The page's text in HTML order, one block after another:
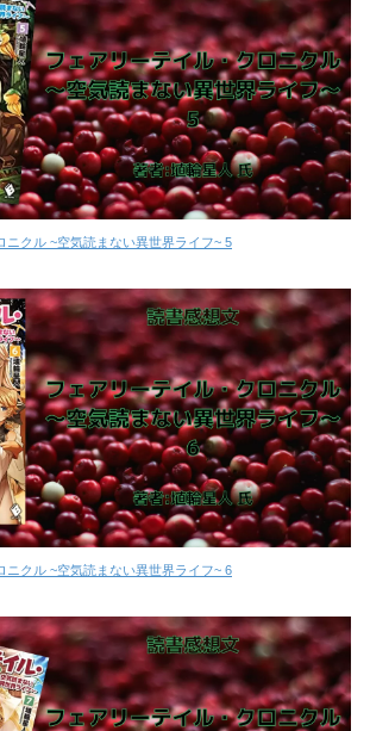
ニクル ~空気読まない異世界ライフ~ 5
ニクル ~空気読まない異世界ライフ~ 6